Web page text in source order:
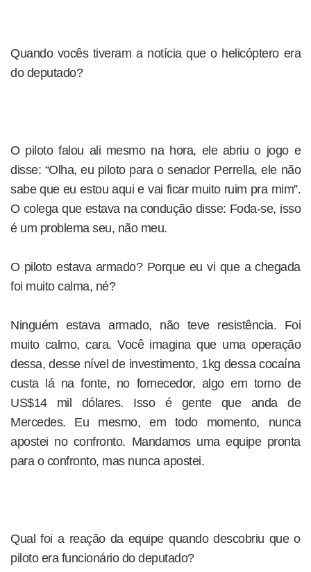
Quando vocês tiveram a notícia que o helicóptero era
do deputado?
O piloto falou ali mesmo na hora, ele abriu o jogo e
disse: “Olha, eu piloto para o senador Perrella, ele não
sabe que eu estou aqui e vai ficar muito ruim pra mim”.
O colega que estava na condução disse: Foda-se, isso
é um problema seu, não meu.
O piloto estava armado? Porque eu vi que a chegada
foi muito calma, né?
Ninguém estava armado, não teve resistência. Foi
muito calmo, cara. Você imagina que uma operação
dessa, desse nível de investimento, 1kg dessa cocaína
custa lá na fonte, no fornecedor, algo em torno de
US$14 mil dólares. Isso é gente que anda de
Mercedes. Eu mesmo, em todo momento, nunca
apostei no confronto. Mandamos uma equipe pronta
para o confronto, mas nunca apostei.
Qual foi a reação da equipe quando descobriu que o
piloto era funcionário do deputado?